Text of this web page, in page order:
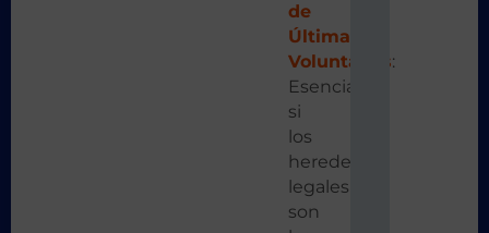
de
Últimas
Voluntades:
Esencial
si
los
herederos
legales
son